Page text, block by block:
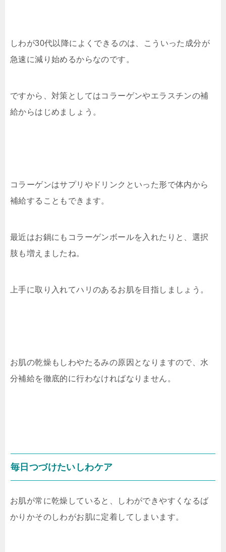
しわが30代以降によくできるのは、こういった成分が
急速に減り始めるからなのです。
ですから、対策としてはコラーゲンやエラスチンの補
給からはじめましょう。
コラーゲンはサプリやドリンクといった形で体内から
補給することもできます。
最近はお鍋にもコラーゲンボールを入れたりと、選択
肢も増えましたね。
上手に取り入れてハリのあるお肌を目指しましょう。
お肌の乾燥もしわやたるみの原因となりますので、水
分補給を徹底的に行わなければなりません。
毎日つづけたいしわケア
お肌が常に乾燥していると、しわができやすくなるば
かりかそのしわがお肌に定着してしまいます。